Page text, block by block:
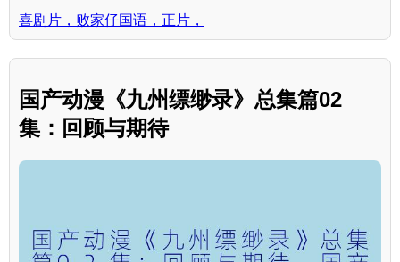
喜剧片，败家仔国语，正片，
国产动漫《九州缥缈录》总集篇02
集：回顾与期待